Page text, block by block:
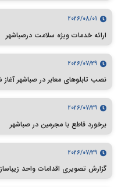
2026/08/01
ارائه خدمات ویژه سلامت درصباشهر
2026/07/29
نصب تابلوهای معابر در صباشهر
2026/07/29
برخورد قاطع با مجرمین در صباشهر
2026/07/29
گزارش تصویری اقدامات واحد